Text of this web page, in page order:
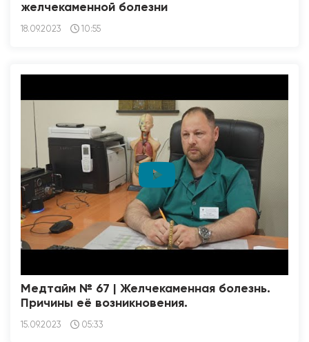
желчекаменной болезни
18.09.2023 10:55
Медтайм № 67 | Желчекаменная болезнь.
Причины её возникновения.
15.09.2023 05:33